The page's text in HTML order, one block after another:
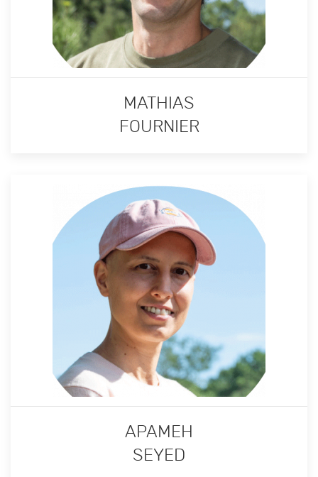
MATHIAS
FOURNIER
APAMEH
SEYED